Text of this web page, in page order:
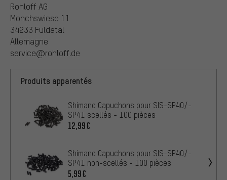
Rohloff AG
Mönchswiese 11
34233 Fuldatal
Allemagne
service@rohloff.de
Produits apparentés
Shimano Capuchons pour SIS-SP40/-
SP41 scellés - 100 pièces
12,99€
Shimano Capuchons pour SIS-SP40/-
SP41 non-scellés - 100 pièces
5,99€